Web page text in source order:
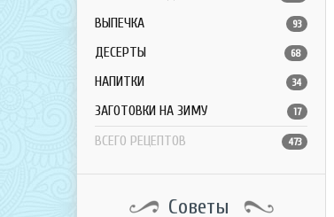
ВЫПЕЧКА 93
ДЕСЕРТЫ 68
НАПИТКИ 34
ЗАГОТОВКИ НА ЗИМУ 17
ВСЕГО РЕЦЕПТОВ 473
Советы